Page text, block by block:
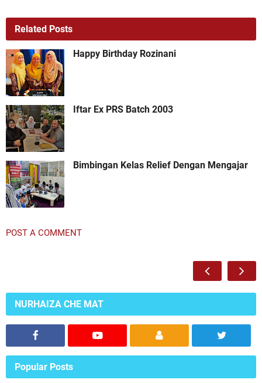
Related Posts
Happy Birthday Rozinani
Iftar Ex PRS Batch 2003
Bimbingan Kelas Relief Dengan Mengajar
POST A COMMENT
NURHAIZA CHE MAT
Popular Posts